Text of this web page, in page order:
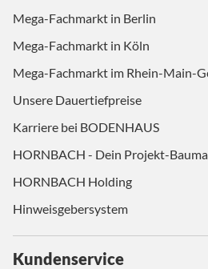
Mega-Fachmarkt in Berlin
Mega-Fachmarkt in Köln
Mega-Fachmarkt im Rhein-Main-
Unsere Dauertiefpreise
Karriere bei BODENHAUS
HORNBACH - Dein Projekt-
HORNBACH Holding
Hinweisgebersystem
Kundenservice